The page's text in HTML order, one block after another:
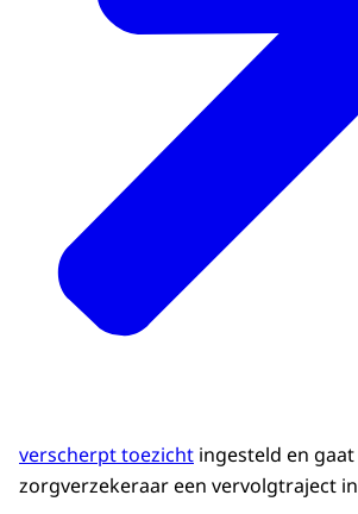
verscherpt toezicht ingesteld en
zorgverzekeraar een vervolgtraject